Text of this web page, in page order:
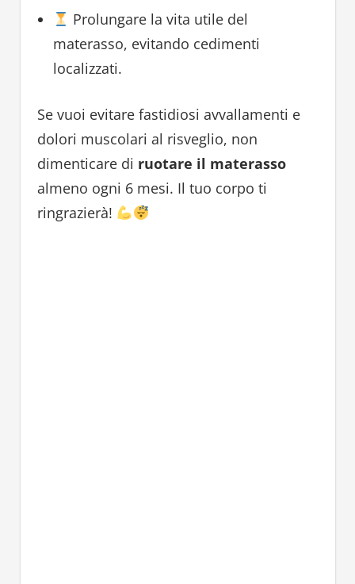
Prolungare la vita utile del
materasso, evitando cedimenti
localizzati.
Se vuoi evitare fastidiosi avvallamenti e
dolori muscolari al risveglio, non
dimenticare di ruotare il materasso
almeno ogni 6 mesi. Il tuo corpo ti
ringrazierà!